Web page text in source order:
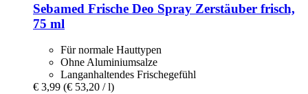
Sebamed Frische Deo Spray Zerstäuber frisch,
75 ml
Für normale Hauttypen
Ohne Aluminiumsalze
Langanhaltendes Frischegefühl
€ 3,99 (€ 53,20 / l)